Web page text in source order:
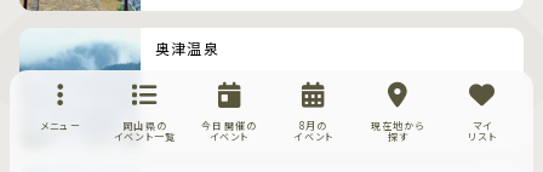
奥津温泉
メニュー
岡山県の
イベント一覧
今日開催の
イベント
8月の
イベント
現在地から
探す
マイ
リスト